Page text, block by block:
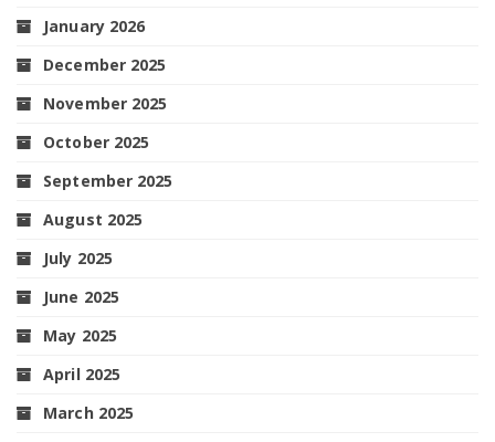
January 2026
December 2025
November 2025
October 2025
September 2025
August 2025
July 2025
June 2025
May 2025
April 2025
March 2025